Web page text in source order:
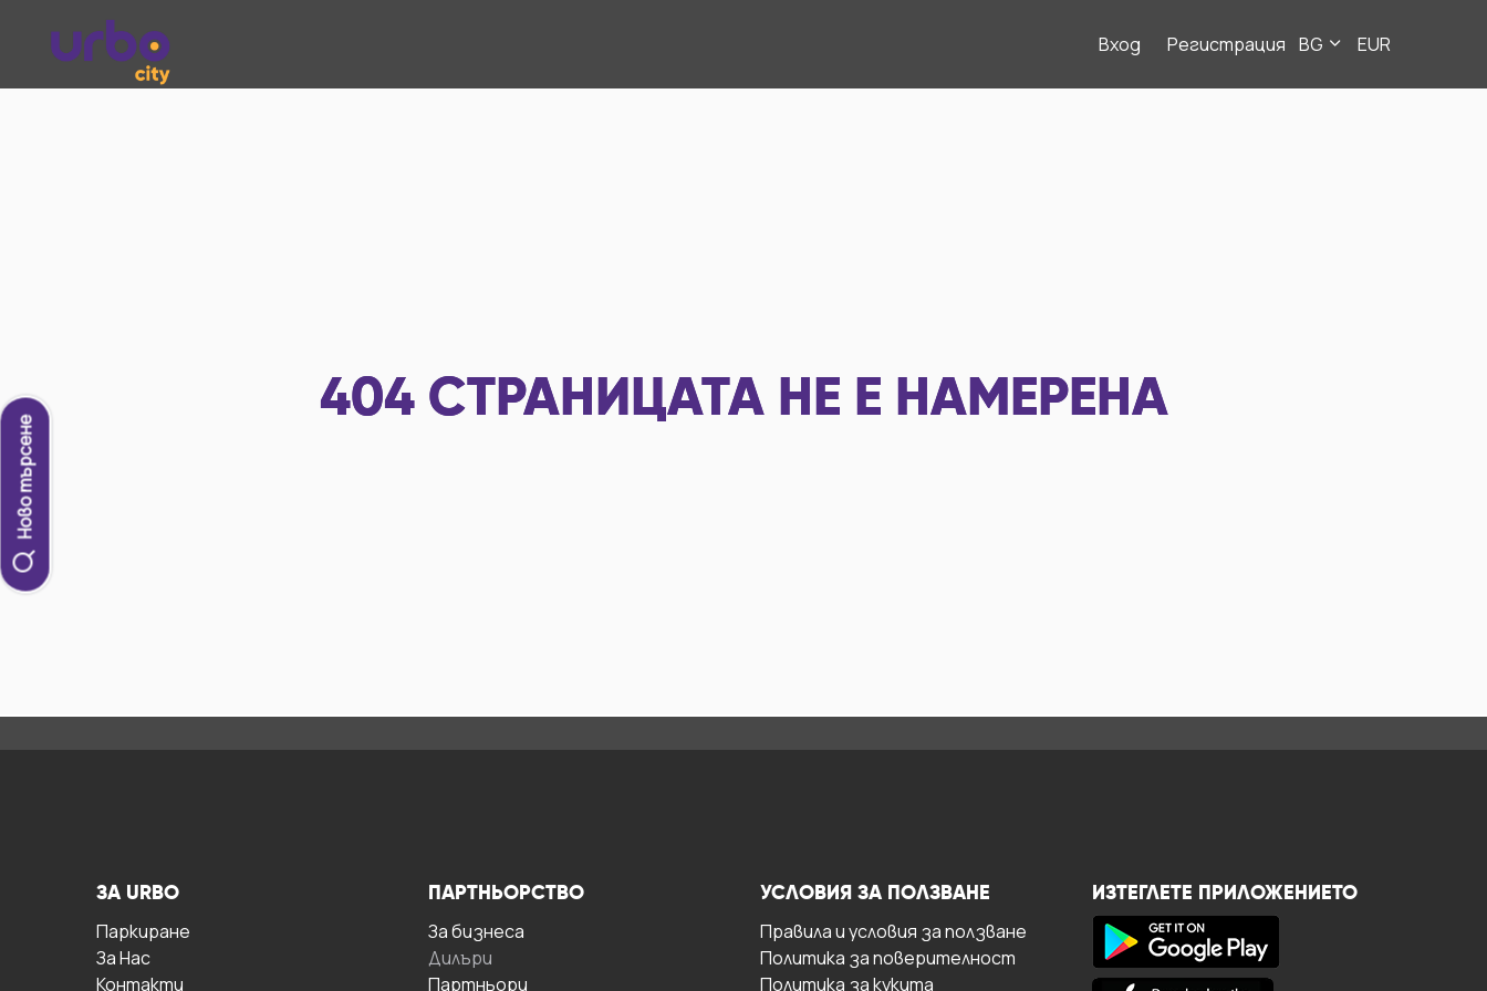
Вход Регистрация BG EUR
Ново търсене
404 СТРАНИЦАТА НЕ Е НАМЕРЕНА
ЗА URBO
Паркиране
За Hас
Контакти
ПАРТНЬОРСТВО
За бизнесa
Дилъри
Партньори
УСЛОВИЯ ЗА ПОЛЗВАНЕ
Правила и условия за ползване
Политика за поверителност
Политика за кукита
ИЗТЕГЛЕТЕ ПРИЛОЖЕНИЕТО